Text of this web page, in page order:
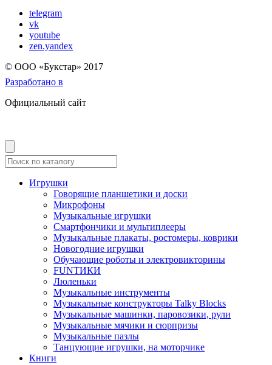
telegram
vk
youtube
zen.yandex
© OOO «Букстар» 2017
Разработано в
Официальный сайт
Игрушки
Говорящие планшетики и доски
Микрофоны
Музыкальные игрушки
Смартфончики и мультиплееры
Музыкальные плакаты, ростомеры, коврики
Новогодние игрушки
Обучающие роботы и электровикторины
FUNТИКИ
Люленьки
Музыкальные инструменты
Музыкальные конструкторы Talky Blocks
Музыкальные машинки, паровозики, рули
Музыкальные мячики и сюрпризы
Музыкальные пазлы
Танцующие игрушки, на моторчике
Книги